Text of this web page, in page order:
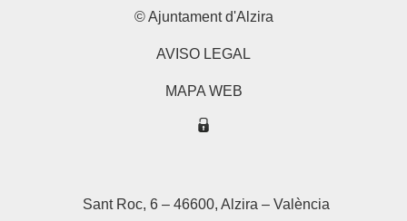
© Ajuntament d'Alzira
AVISO LEGAL
MAPA WEB
Sant Roc, 6 – 46600, Alzira – València